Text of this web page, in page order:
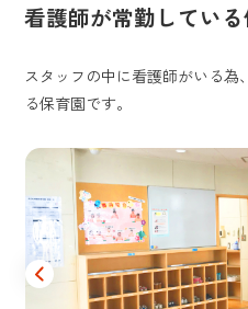
看護師が常勤してい
スタッフの中に看護師がいる為
る保育園です。